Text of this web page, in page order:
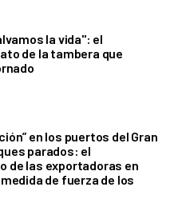
la vida": el
de la tambera que
en los puertos del Gran
parados: el
de las exportadoras en
de fuerza de los